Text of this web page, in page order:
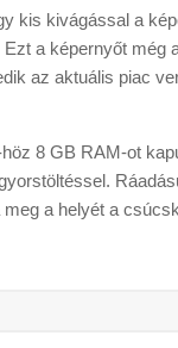
kis kivágással a
a képernyőt még
az aktuális piac
8 GB RAM-ot
meg a helyét a